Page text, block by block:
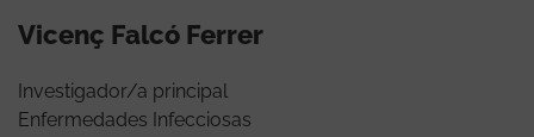
Vicenç Falcó Ferrer
Investigador/a principal
Enfermedades Infecciosas